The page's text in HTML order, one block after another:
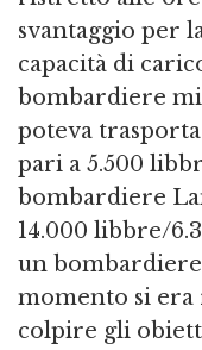
svantaggio per
capacità di
bombardiere
poteva
pari a 5.500
bombardiere
14.000 libbre/
un
momento si
colpire gli